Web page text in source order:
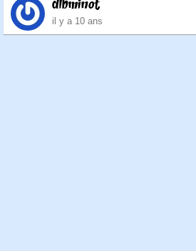
dlbminot
il y a 10 ans